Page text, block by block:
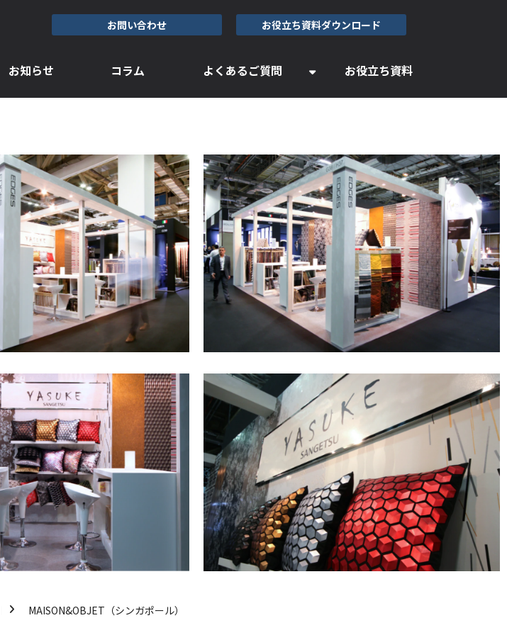
お問い合わせ お役立ち資料ダウンロード
お知らせ コラム よくあるご質問 お役立ち資料
MAISON&OBJET（シンガポール）